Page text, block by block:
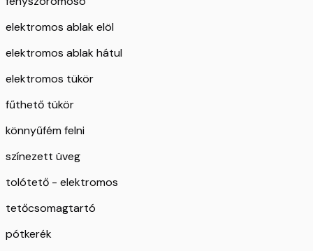
elektromos ablak elöl
elektromos ablak hátul
elektromos tükör
fűthető tükör
könnyűfém felni
színezett üveg
tolótető - elektromos
tetőcsomagtartó
pótkerék